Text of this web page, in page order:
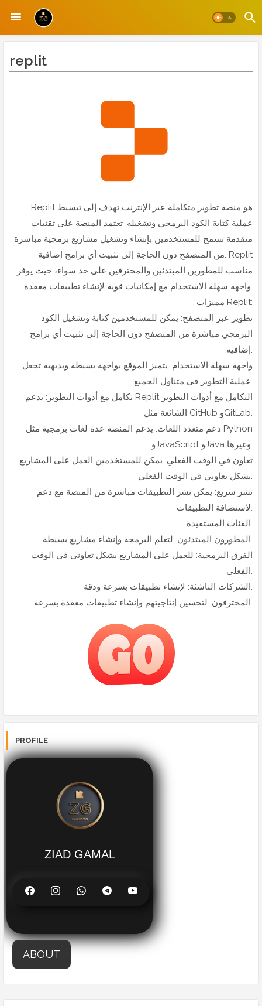
replit
Replit هو منصة تطوير متكاملة عبر الإنترنت تهدف إلى تبسيط
عملية كتابة الكود البرمجي وتشغيله. تعتمد المنصة على تقنيات
متقدمة تسمح للمستخدمين بإنشاء وتشغيل مشاريع برمجية مباشرة
من المتصفح دون الحاجة إلى تثبيت أي برامج إضافية. Replit
مناسب للمطورين المبتدئين والمحترفين على حد سواء، حيث يوفر
واجهة سهلة الاستخدام مع إمكانيات قوية لإنشاء تطبيقات معقدة.
مميزات Replit:
تطوير عبر المتصفح: يمكن للمستخدمين كتابة وتشغيل الكود
البرمجي مباشرة من المتصفح دون الحاجة إلى تثبيت أي برامج
إضافية.
واجهة سهلة الاستخدام: يتميز الموقع بواجهة بسيطة وبديهية تجعل
عملية التطوير في متناول الجميع.
تكامل مع أدوات التطوير: يدعم Replit التكامل مع أدوات التطوير
الشائعة مثل GitHub وGitLab.
دعم متعدد اللغات: يدعم المنصة عدة لغات برمجية مثل Python
وJavaScript وJava وغيرها.
تعاون في الوقت الفعلي: يمكن للمستخدمين العمل على المشاريع
بشكل تعاوني في الوقت الفعلي.
نشر سريع: يمكن نشر التطبيقات مباشرة من المنصة مع دعم
لاستضافة التطبيقات.
الفئات المستفيدة:
المطورون المبتدئون: لتعلم البرمجة وإنشاء مشاريع بسيطة.
الفرق البرمجية: للعمل على المشاريع بشكل تعاوني في الوقت
الفعلي.
الشركات الناشئة: لإنشاء تطبيقات بسرعة ودقة.
المحترفون: لتحسين إنتاجيتهم وإنشاء تطبيقات معقدة بسرعة.
PROFILE
ZIAD GAMAL
ABOUT